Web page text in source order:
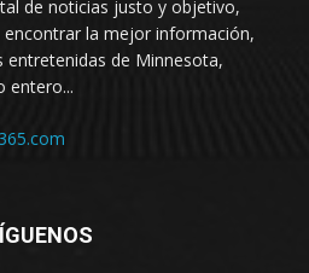
de noticias justo y objetivo,
la mejor información,
entretenidas de Minnesota,
entero...